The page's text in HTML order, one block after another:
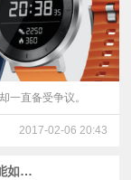
一直备受争议。
2017-02-06 20:43
首款Android Wear 2.0手表亮相跑分库，性能如何？